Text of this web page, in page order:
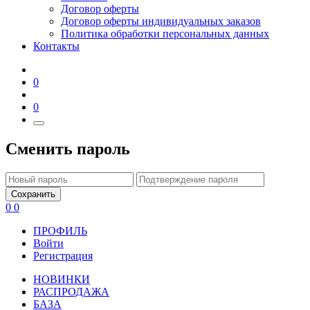
Договор оферты
Договор оферты индивидуальных заказов
Политика обработки персональных данных
Контакты
0
0
Сменить пароль
Сохранить
0 0
ПРОФИЛЬ
Войти
Регистрация
НОВИНКИ
РАСПРОДАЖА
БАЗА